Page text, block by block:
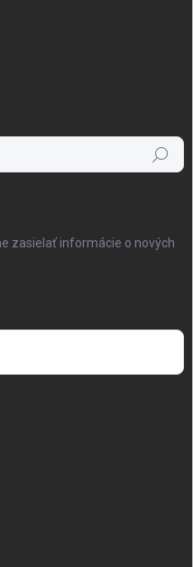
Hľadať
zasielať informácie o nových